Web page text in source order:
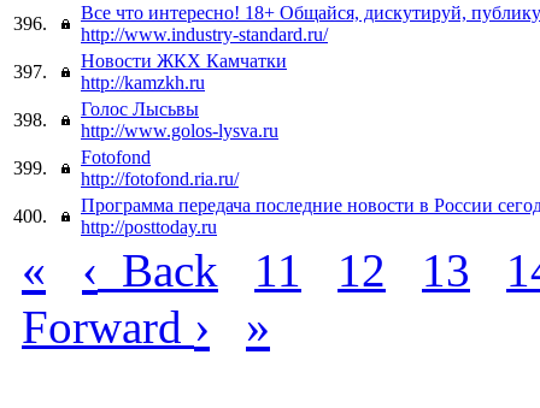
396.
Все что интересно! 18+ Общайся, дискутируй,
http://www.industry-standard.ru/
397.
Новости ЖКХ Камчатки
http://kamzkh.ru
398.
Голос Лысьвы
http://www.golos-lysva.ru
399.
Fotofond
http://fotofond.ria.ru/
400.
Программа передача последние новости в России
http://posttoday.ru
« ‹ Back 11 12 13
Forward › »